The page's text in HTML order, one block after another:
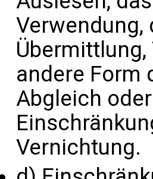
andere Form
Abgleich
Vernichtung.